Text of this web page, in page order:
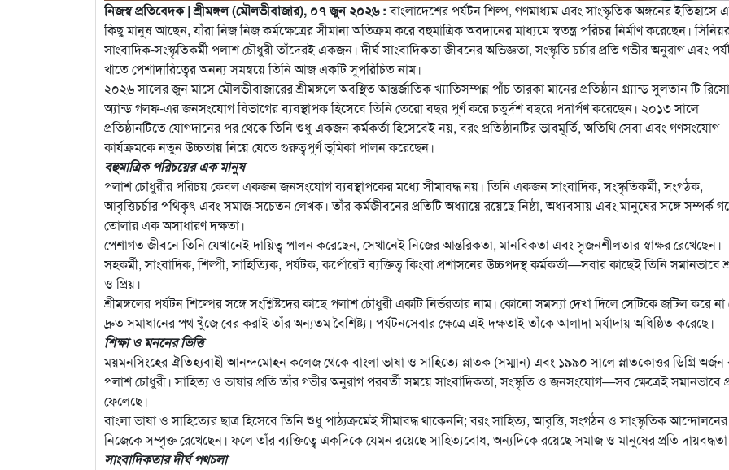
নিজস্ব প্রতিবেদক | শ্রীমঙ্গল (মৌলভীবাজার), ০৭ জুন ২০২৬ :বাংলাদেশের পর্যটন শিল্প, গণমাধ্যম এবং সাংস্কৃতিক অঙ্গনের ইতিহাসে
কিছু মানুষ আছেন, যাঁরা নিজ নিজ কর্মক্ষেত্রের সীমানা অতিক্রম করে বহুমাত্রিক অবদানের মাধ্যমে স্বতন্ত্র পরিচয় নির্মাণ করেছেন।
সাংবাদিক-সংস্কৃতিকর্মী পলাশ চৌধুরী তাঁদেরই একজন।দীর্ঘ সাংবাদিকতা জীবনের অভিজ্ঞতা, সংস্কৃতি চর্চার প্রতি গভীর অনুরাগ এবং
খাতে পেশাদারিত্বের অনন্য সমন্বয়ে তিনি আজ একটি সুপরিচিত নাম।
২০২৬ সালের জুন মাসে মৌলভীবাজারের শ্রীমঙ্গলে অবস্থিত আন্তর্জাতিক খ্যাতিসম্পন্ন পাঁচ তারকা মানের প্রতিষ্ঠান গ্র্যান্ড সুলতান টি
অ্যান্ড গলফ-এর জনসংযোগ বিভাগের ব্যবস্থাপক হিসেবে তিনি তেরো বছর পূর্ণ করে চতুর্দশ বছরে পদার্পণ করেছেন। ২০১৩ সালে
প্রতিষ্ঠানটিতে যোগদানের পর থেকে তিনি শুধু একজন কর্মকর্তা হিসেবেই নয়, বরং প্রতিষ্ঠানটির ভাবমূর্তি, অতিথি সেবা এবং গণসংযোগ
কার্যক্রমকে নতুন উচ্চতায় নিয়ে যেতে গুরুত্বপূর্ণ ভূমিকা পালন করেছেন।
বহুমাত্রিক পরিচয়ের এক মানুষ
পলাশ চৌধুরীর পরিচয় কেবল একজন জনসংযোগ ব্যবস্থাপকের মধ্যে সীমাবদ্ধ নয়। তিনি একজন সাংবাদিক, সংস্কৃতিকর্মী, সংগঠক,
আবৃত্তিচর্চার পথিকৃৎ এবং সমাজ-সচেতন লেখক। তাঁর কর্মজীবনের প্রতিটি অধ্যায়ে রয়েছে নিষ্ঠা, অধ্যবসায় এবং মানুষের সঙ্গে সম্পর্ক
তোলার এক অসাধারণ দক্ষতা।
পেশাগত জীবনে তিনি যেখানেই দায়িত্ব পালন করেছেন, সেখানেই নিজের আন্তরিকতা, মানবিকতা এবং সৃজনশীলতার স্বাক্ষর রেখেছেন।
সহকর্মী, সাংবাদিক, শিল্পী, সাহিত্যিক, পর্যটক, কর্পোরেট ব্যক্তিত্ব কিংবা প্রশাসনের উচ্চপদস্থ কর্মকর্তা—সবার কাছেই তিনি সমানভাবে
ও প্রিয়।
শ্রীমঙ্গলের পর্যটন শিল্পের সঙ্গে সংশ্লিষ্টদের কাছে পলাশ চৌধুরী একটি নির্ভরতার নাম। কোনো সমস্যা দেখা দিলে সেটিকে জটিল করে না
দ্রুত সমাধানের পথ খুঁজে বের করাই তাঁর অন্যতম বৈশিষ্ট্য। পর্যটনসেবার ক্ষেত্রে এই দক্ষতাই তাঁকে আলাদা মর্যাদায় অধিষ্ঠিত করেছে।
শিক্ষা ও মননের ভিত্তি
ময়মনসিংহের ঐতিহ্যবাহী আনন্দমোহন কলেজ থেকে বাংলা ভাষা ও সাহিত্যে স্নাতক (সম্মান) এবং ১৯৯০ সালে স্নাতকোত্তর ডিগ্রি
পলাশ চৌধুরী। সাহিত্য ও ভাষার প্রতি তাঁর গভীর অনুরাগ পরবর্তী সময়ে সাংবাদিকতা, সংস্কৃতি ও জনসংযোগ—সব ক্ষেত্রেই সমানভাবে
ফেলেছে।
বাংলা ভাষা ও সাহিত্যের ছাত্র হিসেবে তিনি শুধু পাঠ্যক্রমেই সীমাবদ্ধ থাকেননি; বরং সাহিত্য, আবৃত্তি, সংগঠন ও সাংস্কৃতিক আন্দোলনের
নিজেকে সম্পৃক্ত রেখেছেন। ফলে তাঁর ব্যক্তিত্বে একদিকে যেমন রয়েছে সাহিত্যবোধ, অন্যদিকে রয়েছে সমাজ ও মানুষের প্রতি
সাংবাদিকতার দীর্ঘ পথচলা